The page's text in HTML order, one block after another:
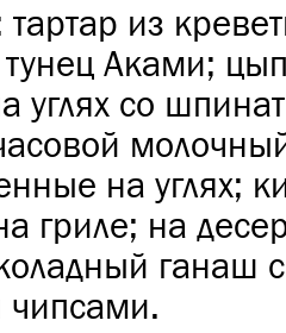
из
Аками;
углях со
на углях;
гриле; на
ганаш с